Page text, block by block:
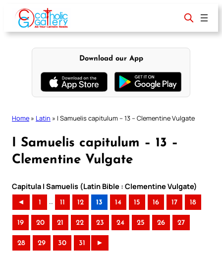
content
Download our App
Home » Latin » I Samuelis capitulum – 13 – Clementine Vulgate
I Samuelis capitulum – 13 –
Clementine Vulgate
Capitula I Samuelis (Latin Bible : Clementine Vulgate)
◄ 1 .. 11 12 13 14 15 16 17 18
19 20 21 22 23 24 25 26 27
28 29 30 31 ►